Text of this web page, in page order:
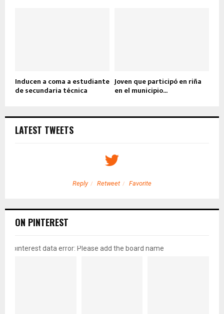
Inducen a coma a estudiante
de secundaria técnica
Joven que participó en riña
en el municipio...
LATEST TWEETS
Reply Retweet Favorite
ON PINTEREST
pinterest data error: Please add the board name